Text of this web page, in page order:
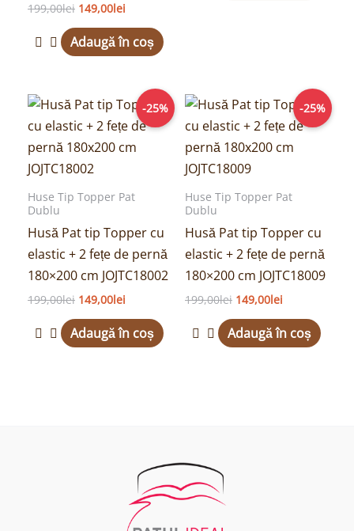
199,00lei 149,00lei
Adaugă în coș
-25%
Huse Tip Topper Pat
Dublu
Husă Pat tip Topper cu
elastic + 2 fețe de pernă
180×200 cm JOJTC18002
199,00lei
Prețul
inițial
a
fost:
149,00lei
Prețul
curent
este:
149,00lei.
Adaugă în coș
-25%
Huse Tip Topper Pat
Dublu
Husă Pat tip Topper cu
elastic + 2 fețe de pernă
180×200 cm JOJTC18009
199,00lei
Prețul
inițial
a
fost:
149,00lei
Prețul
curent
este:
149,00lei.
Adaugă în coș